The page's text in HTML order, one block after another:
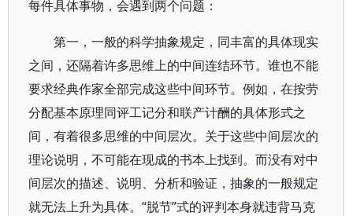
每件具体事物，会遇到两个问题：
第一，一般的科学抽象规定，同丰富的具体现实
之间，还隔着许多思维上的中间连结环节。谁也不能
要求经典作家全部完成这些中间环节。例如，在按劳
分配基本原理同评工记分和联产计酬的具体形式之
间，有着很多思维的中间层次。关于这些中间层次的
理论说明，不可能在现成的书本上找到。而没有对中
间层次的描述、说明、分析和验证，抽象的一般规定
就无法上升为具体。“脱节”式的评判本身就违背马克